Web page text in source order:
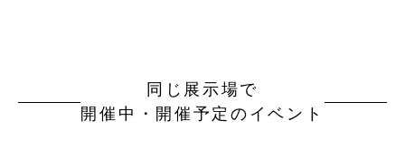
同じ展示場で
開催中・開催予定のイベント